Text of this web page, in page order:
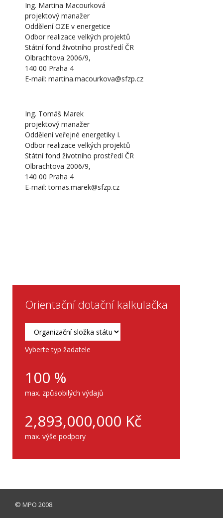
Ing. Martina Macourková
projektový manažer
Oddělení OZE v energetice
Odbor realizace velkých projektů
Státní fond životního prostředí ČR
Olbrachtova 2006/9,
140 00 Praha 4
E-mail: martina.macourkova@sfzp.cz
Ing. Tomáš Marek
projektový manažer
Oddělení veřejné energetiky I.
Odbor realizace velkých projektů
Státní fond životního prostředí ČR
Olbrachtova 2006/9,
140 00 Praha 4
E-mail: tomas.marek@sfzp.cz
Orientační dotační kalkulačka
Vyberte typ žadatele
100 %
max. způsobilých výdajů
2,893,000,000 Kč
max. výše podpory
© MPO 2008.